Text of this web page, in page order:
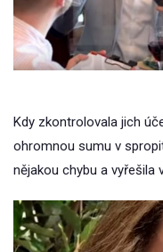
Kdy zkontrolovala jich
ohromnou sumu v
nějakou chybu a vyřešila